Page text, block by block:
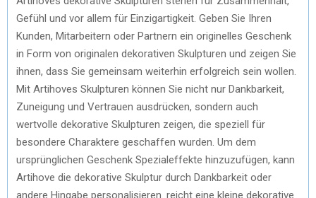
Gefühl und vor allem für Einzigartigkeit. Geben Sie Ihren
Kunden, Mitarbeitern oder Partnern ein originelles Geschenk
in Form von originalen dekorativen Skulpturen und zeigen Sie
ihnen, dass Sie gemeinsam weiterhin erfolgreich sein wollen.
Mit Artihoves Skulpturen können Sie nicht nur Dankbarkeit,
Zuneigung und Vertrauen ausdrücken, sondern auch
wertvolle dekorative Skulpturen zeigen, die speziell für
besondere Charaktere geschaffen wurden. Um dem
ursprünglichen Geschenk Spezialeffekte hinzuzufügen, kann
Artihove die dekorative Skulptur durch Dankbarkeit oder
andere Hingabe personalisieren. reicht eine kleine dekorative